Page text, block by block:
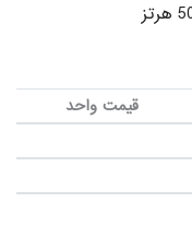
قیمت واحد